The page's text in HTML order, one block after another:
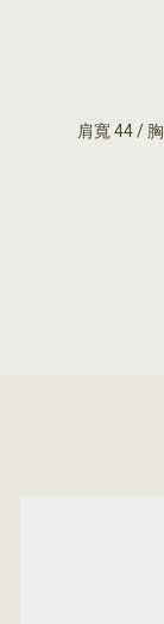
肩寬 44 /